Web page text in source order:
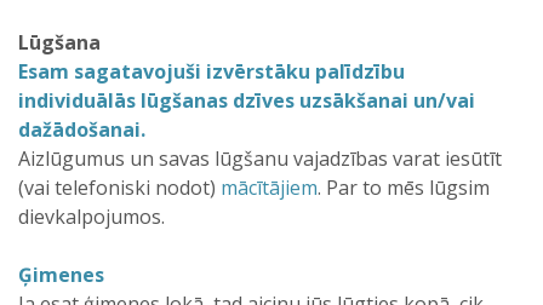
Lūgšana
Esam sagatavojuši izvērstāku palīdzību
individuālās lūgšanas dzīves uzsākšanai un/vai
dažādošanai.
Aizlūgumus un savas lūgšanu vajadzības varat iesūtīt
(vai telefoniski nodot) mācītājiem. Par to mēs lūgsim
dievkalpojumos.
Ģimenes